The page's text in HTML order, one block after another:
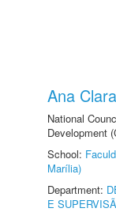
Ana
National
Development
School:
Marília)
Department:
E